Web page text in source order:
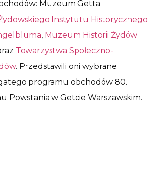
Muzeum Getta
Instytutu Historycznego
, Muzeum Historii Żydów
Towarzystwa Społeczno-
. Przedstawili oni wybrane
programu obchodów 80.
Powstania w Getcie Warszawskim.